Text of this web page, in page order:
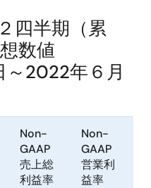
四半期（累
数値
～2022年６月
Non-
GAAP
売上総
利益率
Non-
GAAP
営業利
益率